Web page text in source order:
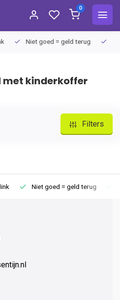
0
Niet goed = geld terug
kinderkoffer
Filters
Niet goed = geld terug